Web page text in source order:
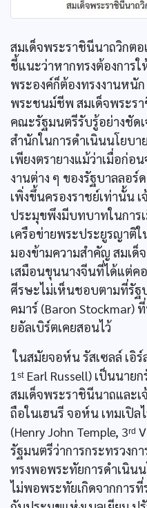
สมเด็จพระราชินีนาถวิกต
ชี้แนะว่าหากทรงต้องการ
พระองค์ก็ต้องทรงงานหนั
พระชนม์ชีพ สมเด็จพระร
คณะรัฐมนตรีรับรู้อย่างชัด
สำนักในการดำเนินนโยบา
เพียงตรายางแม้ว่าเมื่อก่อ
งานต่าง ๆ ของรัฐบาลลอร์
เพิ่งขึ้นครองราชย์เท่านั้น
ประมุขพึงมีบทบาทในการ
เครือข่ายพระประยูรญาติ
มองข้ามความสำคัญ สมเด็
เสมือนขุนนางจีนที่ได้แต่ค
ศีรษะไม่เห็นชอบตามที่รัฐ
คมาร์ (Baron Stockmar)
ยอัลเบิร์ตเคยสอนไว้
ในสมัยจอห์น รัสเซลล์ เอิร์
1ˢᵗ Earl Russell) เป็นน
สมเด็จพระราชินีนาถและเ
ถือในเฮนรี จอห์น เทมเปิ
(Henry John Temple, 3ʳᵈ
รัฐมนตรีว่าการกระทรวงก
ทรงพอพระทัยการดำเนินน
ไม่พอพระทัยเกิดจากการ